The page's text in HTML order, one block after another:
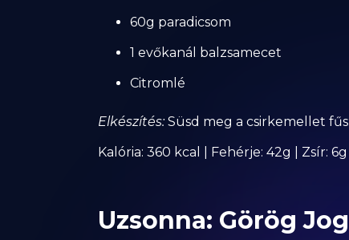
60g paradicsom
1 evőkanál balzsamecet
Citromlé
Elkészítés:Süsd meg a csirkemellet
Kalória: 360 kcal | Fehérje: 42g | Zsír:
Uzsonna: Görög